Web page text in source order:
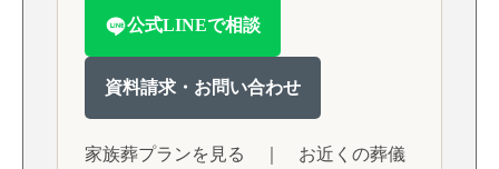
公式LINEで相談
資料請求・お問い合わせ
家族葬プランを見る
お近くの葬儀